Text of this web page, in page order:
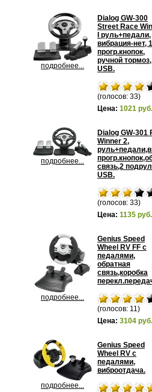
подробнее...
Dialog GW-300
Street Race
I руль+педали,
вибрация-нет,
прогр.кнопок,
ручной тормоз,
USB.
(голосов: 33)
Цена: 1021 руб.
подробнее...
Dialog GW-301
Winner 2,
связь,2
USB.
(голосов: 33)
Цена: 1135 руб.
подробнее...
Genius Speed
Wheel RV FF с
педалями,
обратная
связь,коробка
(голосов: 11)
Цена: 3104 руб.
подробнее...
Genius Speed
Wheel RV с
педалями,
виброотдача.